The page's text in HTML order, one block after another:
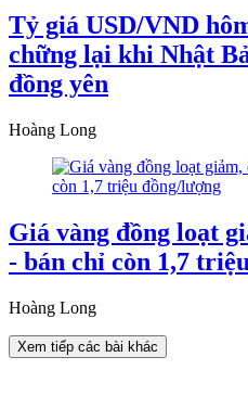
Tỷ giá USD/VND
chững lại khi Nhật
đồng yên
Hoàng Long
Giá vàng đồng loạt
- bán chỉ còn 1,7
Hoàng Long
Xem tiếp các bài khác